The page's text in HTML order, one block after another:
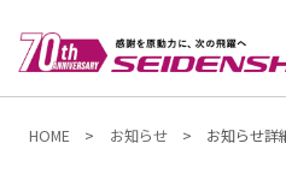
HOME > お知らせ > お知らせ詳